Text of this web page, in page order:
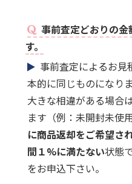
事前査定どおりの金
す。
事前査定によるお見
本的に同じものになり
大きな相違がある場合
ます（例：未開封未使
に商品返却をご希望さ
間１%に満たない状態
をお申込下さい。